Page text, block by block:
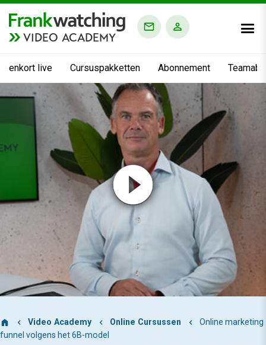
VIDEO ACADEMY
live Cursuspakketten Abonnement
Video Academy Online Cursussen
Online marketing
funnel volgens het 6B-model